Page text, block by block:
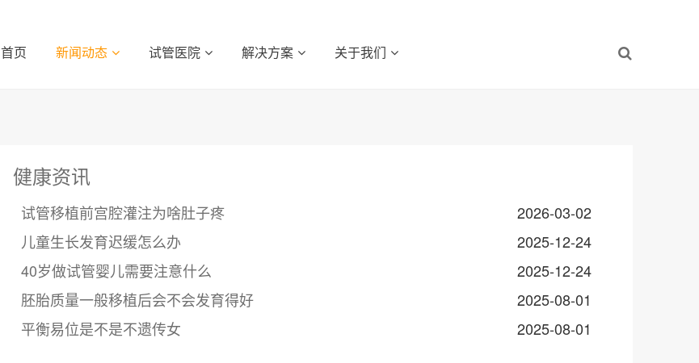
首页 新闻动态 试管医院 解决方案 关于我们
健康资讯
试管移植前宫腔灌注为啥肚子疼
2026-03-02
儿童生长发育迟缓怎么办
2025-12-24
40岁做试管婴儿需要注意什么
2025-12-24
胚胎质量一般移植后会不会发育得好
2025-08-01
平衡易位是不是不遗传女
2025-08-01